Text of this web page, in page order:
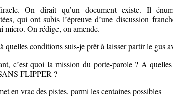
On dirait qu’un document existe. Il
qui ont subis l’épreuve d’une discussion
micro. On rédige, on amende.
quelles conditions suis-je prêt à laisser partir le gus
c’est quoi la mission du porte-parole ? A
FLIPPER ?
en vrac des pistes, parmi les centaines possibles